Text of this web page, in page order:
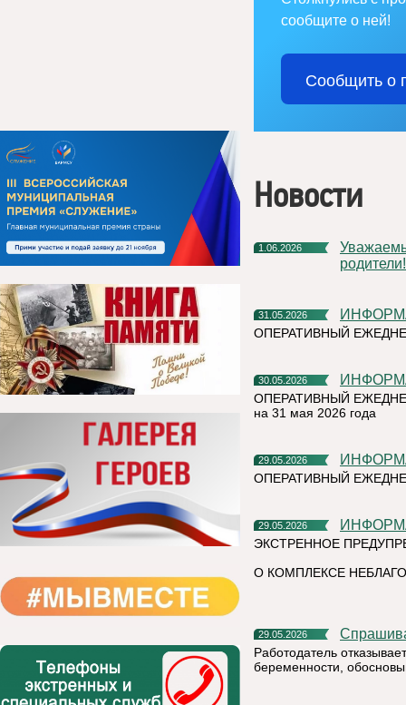
сообщите о ней!
Сообщить о
Новости
1.06.2026
Уважаемые жители Княжпогостского округа! Дорогие ребята и
родители!
31.05.2026
ОПЕРАТИВНЫЙ
30.05.2026
ОПЕРАТИВНЫЙ
на 31 мая 2026 года
29.05.2026
ОПЕРАТИВНЫЙ
29.05.2026
ЭКСТРЕННОЕ
О КОМПЛЕКСЕ
29.05.2026
Работодатель
беременности,